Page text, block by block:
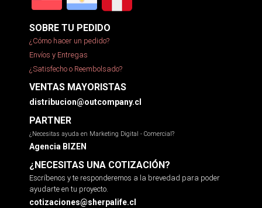
SOBRE TU PEDIDO
¿Cómo hacer un pedido?
Envíos y Entregas
¿Satisfecho o Reembolsado?
VENTAS MAYORISTAS
distribucion@outcompany.cl
PARTNER
¿Necesitas ayuda en Marketing Digital - Comercial?
Agencia BIZEN
¿NECESITAS UNA COTIZACIÓN?
Escríbenos y te responderemos a la brevedad para poder
ayudarte en tu proyecto.
cotizaciones@sherpalife.cl